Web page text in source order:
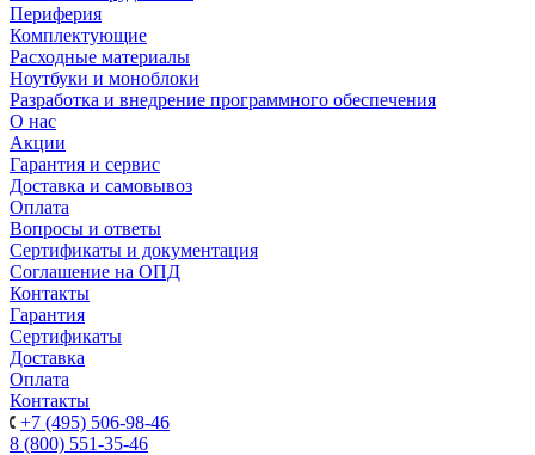
Периферия
Комплектующие
Расходные материалы
Ноутбуки и моноблоки
Разработка и внедрение программного обеспечения
О нас
Акции
Гарантия и сервис
Доставка и самовывоз
Оплата
Вопросы и ответы
Сертификаты и документация
Соглашение на ОПД
Контакты
Гарантия
Сертификаты
Доставка
Оплата
Контакты
+7 (495) 506-98-46
8 (800) 551-35-46